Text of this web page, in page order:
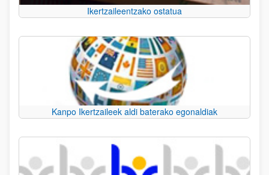
Ikertzaileentzako ostatua
Kanpo Ikertzaileek aldi baterako egonaldiak